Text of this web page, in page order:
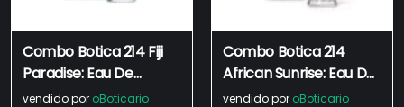
Combo Botica 214 Fiji
Paradise: Eau De
Parfum Masculino 90ml
vendido por oBoticario
Combo Botica 214
African Sunrise: Eau De
Parfum Floral Frutal
vendido por oBoticario